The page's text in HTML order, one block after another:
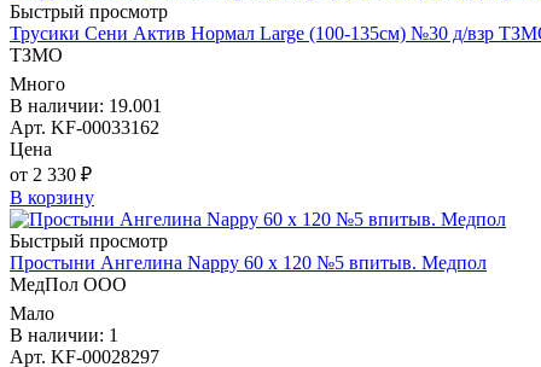
Быстрый просмотр
Трусики Сени Актив Нормал Large (100-135см) №30 д/взр
ТЗМО
Много
В наличии: 19.001
Арт. KF-00033162
Цена
от 2 330 ₽
В корзину
Быстрый просмотр
Простыни Ангелина Nappy 60 х 120 №5 впитыв. Медпол
МедПол ООО
Мало
В наличии: 1
Арт. KF-00028297